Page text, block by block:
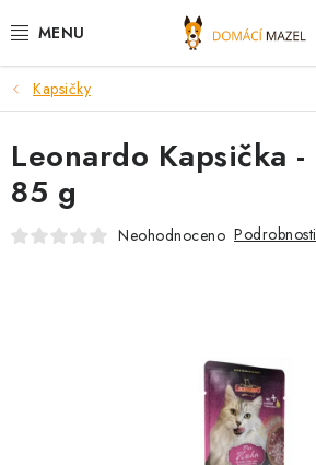
na
DOPORUČUJEME
VÝPRODEJ SKLADU
PSI
Kapsičky
Leonardo Kapsička
85 g
Neohodnoceno